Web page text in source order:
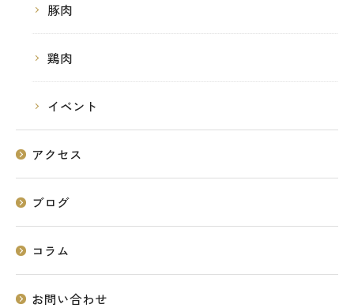
豚肉
鶏肉
イベント
アクセス
ブログ
コラム
お問い合わせ